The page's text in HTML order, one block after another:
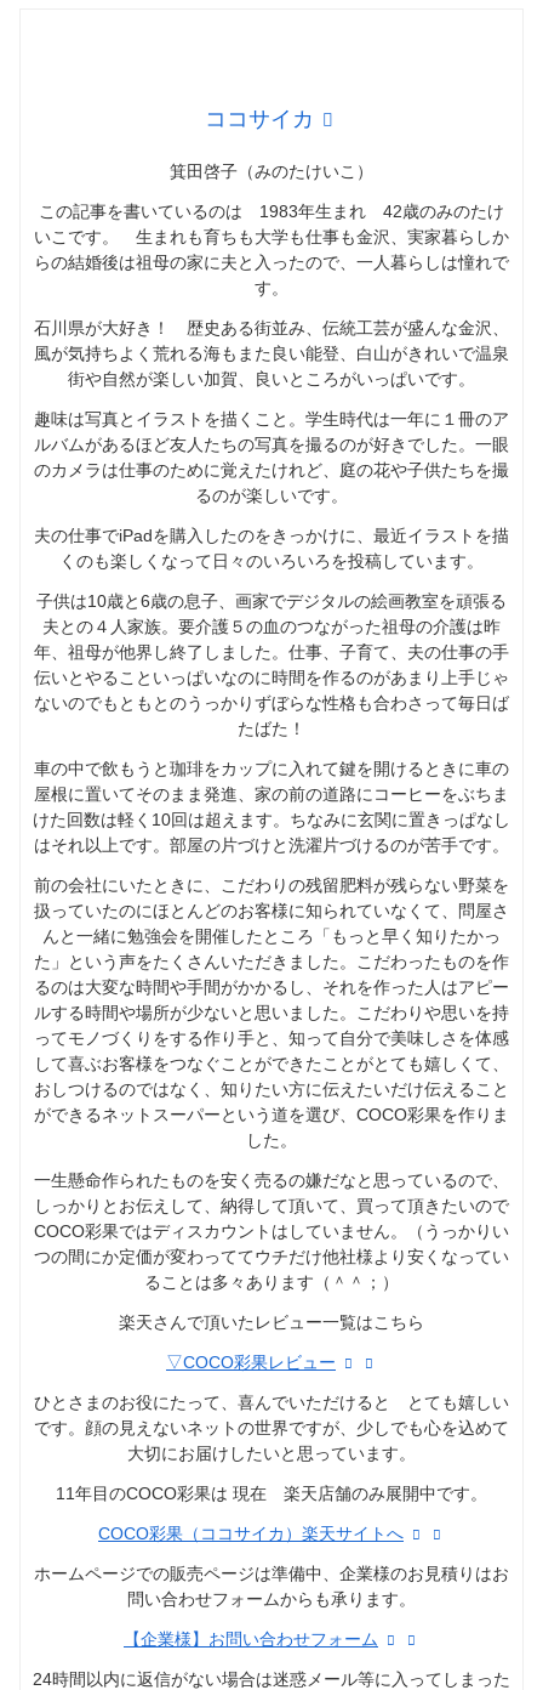
ココサイカ
箕田啓子（みのたけいこ）
この記事を書いているのは 1983年生まれ 42歳のみのたけ
いこです。 生まれも育ちも大学も仕事も金沢、実家暮らしか
らの結婚後は祖母の家に夫と入ったので、一人暮らしは憧れで
す。
石川県が大好き！ 歴史ある街並み、伝統工芸が盛んな金沢、
風が気持ちよく荒れる海もまた良い能登、白山がきれいで温泉
街や自然が楽しい加賀、良いところがいっぱいです。
趣味は写真とイラストを描くこと。学生時代は一年に１冊のア
ルバムがあるほど友人たちの写真を撮るのが好きでした。一眼
のカメラは仕事のために覚えたけれど、庭の花や子供たちを撮
るのが楽しいです。
夫の仕事でiPadを購入したのをきっかけに、最近イラストを描
くのも楽しくなって日々のいろいろを投稿しています。
子供は10歳と6歳の息子、画家でデジタルの絵画教室を頑張る
夫との４人家族。要介護５の血のつながった祖母の介護は昨
年、祖母が他界し終了しました。仕事、子育て、夫の仕事の手
伝いとやることいっぱいなのに時間を作るのがあまり上手じゃ
ないのでもともとのうっかりずぼらな性格も合わさって毎日ば
たばた！
車の中で飲もうと珈琲をカップに入れて鍵を開けるときに車の
屋根に置いてそのまま発進、家の前の道路にコーヒーをぶちま
けた回数は軽く10回は超えます。ちなみに玄関に置きっぱなし
はそれ以上です。部屋の片づけと洗濯片づけるのが苦手です。
前の会社にいたときに、こだわりの残留肥料が残らない野菜を
扱っていたのにほとんどのお客様に知られていなくて、問屋さ
んと一緒に勉強会を開催したところ「もっと早く知りたかっ
た」という声をたくさんいただきました。こだわったものを作
るのは大変な時間や手間がかかるし、それを作った人はアピー
ルする時間や場所が少ないと思いました。こだわりや思いを持
ってモノづくりをする作り手と、知って自分で美味しさを体感
して喜ぶお客様をつなぐことができたことがとても嬉しくて、
おしつけるのではなく、知りたい方に伝えたいだけ伝えること
ができるネットスーパーという道を選び、COCO彩果を作りま
した。
一生懸命作られたものを安く売るの嫌だなと思っているので、
しっかりとお伝えして、納得して頂いて、買って頂きたいので
COCO彩果ではディスカウントはしていません。（うっかりい
つの間にか定価が変わっててウチだけ他社様より安くなってい
ることは多々あります（＾＾；）
楽天さんで頂いたレビュー一覧はこちら
▽COCO彩果レビュー
ひとさまのお役にたって、喜んでいただけると とても嬉しい
です。顔の見えないネットの世界ですが、少しでも心を込めて
大切にお届けしたいと思っています。
11年目のCOCO彩果は 現在 楽天店舗のみ展開中です。
COCO彩果（ココサイカ）楽天サイトへ
ホームページでの販売ページは準備中、企業様のお見積りはお
問い合わせフォームからも承ります。
【企業様】お問い合わせフォーム
24時間以内に返信がない場合は迷惑メール等に入ってしまった